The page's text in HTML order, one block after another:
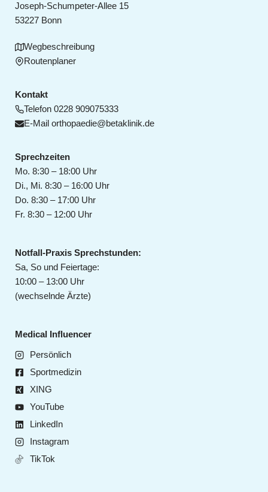
Joseph-Schumpeter-Allee 15
53227 Bonn
Wegbeschreibung
Routenplaner
Kontakt
Telefon 0228 909075333
E-Mail orthopaedie@betaklinik.de
Sprechzeiten
Mo. 8:30 – 18:00 Uhr
Di., Mi. 8:30 – 16:00 Uhr
Do. 8:30 – 17:00 Uhr
Fr. 8:30 – 12:00 Uhr
Notfall-Praxis Sprechstunden:
Sa, So und Feiertage:
10:00 – 13:00 Uhr
(wechselnde Ärzte)
Medical Influencer
Persönlich
Sportmedizin
XING
YouTube
LinkedIn
Instagram
TikTok